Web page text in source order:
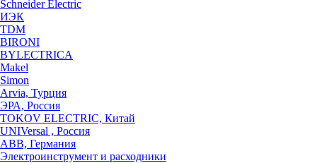
Schneider Electric
ИЭК
TDM
BIRONI
BYLECTRICA
Makel
Simon
Arvia, Турция
ЭРА, Россия
TOKOV ELECTRIC, Китай
UNIVersal , Россия
ABB, Германия
Электроинструмент и расходники